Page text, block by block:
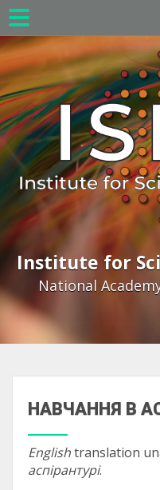
Skip
to
main
content
Institute for
National
НАВЧАННЯ В
Englishtranslation
аспірантурі.